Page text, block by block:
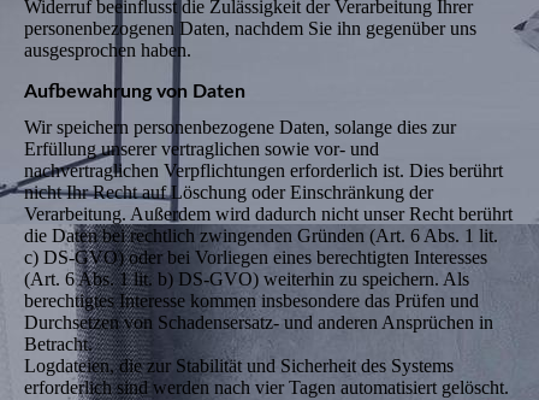
Widerruf beeinflusst die Zulässigkeit der Verarbeitung Ihrer
personenbezogenen Daten, nachdem Sie ihn gegenüber uns
ausgesprochen haben.
Aufbewahrung von Daten
Wir speichern personenbezogene Daten, solange dies zur
Erfüllung unserer vertraglichen sowie vor- und
nachvertraglichen Verpflichtungen erforderlich ist. Dies berührt
nicht Ihr Recht auf Löschung oder Einschränkung der
Verarbeitung. Außerdem wird dadurch nicht unser Recht berührt
die Daten bei rechtlich zwingenden Gründen (Art. 6 Abs. 1 lit.
c) DS-GVO) oder bei Vorliegen eines berechtigten Interesses
(Art. 6 Abs. 1 lit. b) DS-GVO) weiterhin zu speichern. Als
berechtigtes Interesse kommen insbesondere das Prüfen und
Durchsetzen von Schadensersatz- und anderen Ansprüchen in
Betracht.
Logdateien, die zur Stabilität und Sicherheit des Systems
erforderlich sind werden nach vier Tagen automatisiert gelöscht.